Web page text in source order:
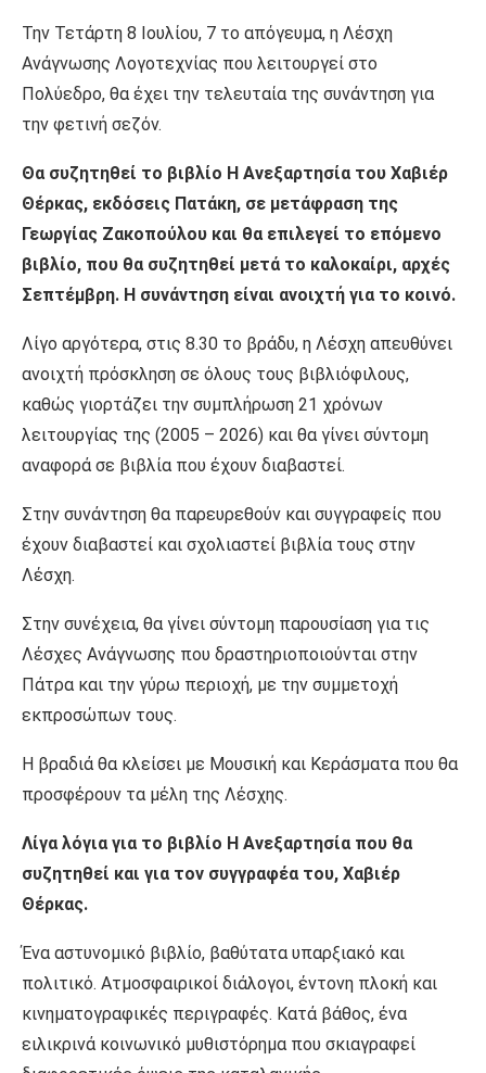
Την Τετάρτη 8 Ιουλίου, 7 το απόγευμα, η Λέσχη
Ανάγνωσης Λογοτεχνίας που λειτουργεί στο
Πολύεδρο, θα έχει την τελευταία της συνάντηση για
την φετινή σεζόν.
Θα συζητηθεί το βιβλίο Η Ανεξαρτησία του Χαβιέρ
Θέρκας, εκδόσεις Πατάκη, σε μετάφραση της
Γεωργίας Ζακοπούλου και θα επιλεγεί το επόμενο
βιβλίο, που θα συζητηθεί μετά το καλοκαίρι, αρχές
Σεπτέμβρη. Η συνάντηση είναι ανοιχτή για το κοινό.
Λίγο αργότερα, στις 8.30 το βράδυ, η Λέσχη απευθύνει
ανοιχτή πρόσκληση σε όλους τους βιβλιόφιλους,
καθώς γιορτάζει την συμπλήρωση 21 χρόνων
λειτουργίας της (2005 – 2026) και θα γίνει σύντομη
αναφορά σε βιβλία που έχουν διαβαστεί.
Στην συνάντηση θα παρευρεθούν και συγγραφείς που
έχουν διαβαστεί και σχολιαστεί βιβλία τους στην
Λέσχη.
Στην συνέχεια, θα γίνει σύντομη παρουσίαση για τις
Λέσχες Ανάγνωσης που δραστηριοποιούνται στην
Πάτρα και την γύρω περιοχή, με την συμμετοχή
εκπροσώπων τους.
Η βραδιά θα κλείσει με Μουσική και Κεράσματα που θα
προσφέρουν τα μέλη της Λέσχης.
Λίγα λόγια για το βιβλίο Η Ανεξαρτησία που θα
συζητηθεί και για τον συγγραφέα του, Χαβιέρ
Θέρκας.
Ένα αστυνομικό βιβλίο, βαθύτατα υπαρξιακό και
πολιτικό. Ατμοσφαιρικοί διάλογοι, έντονη πλοκή και
κινηματογραφικές περιγραφές. Κατά βάθος, ένα
ειλικρινά κοινωνικό μυθιστόρημα που σκιαγραφεί